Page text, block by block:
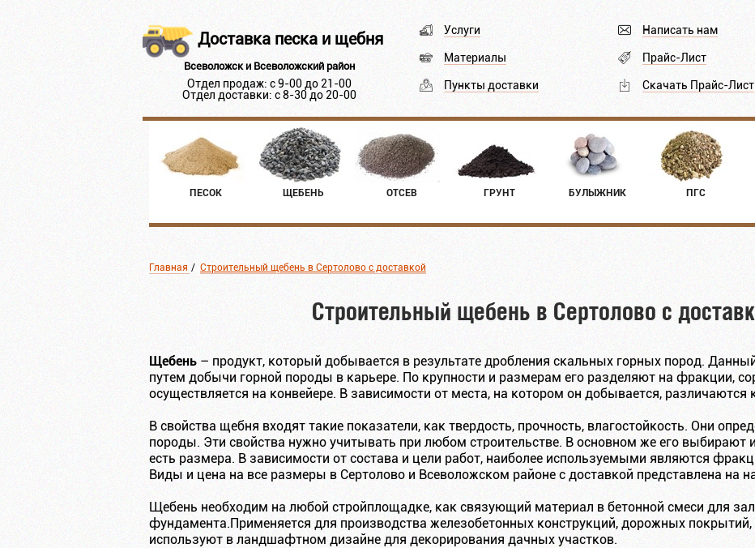
Доставка песка и щебня
Всеволожск и Всеволожский район
Отдел продаж: с 9-00 до 21-00
Отдел доставки: с 8-30 до 20-00
Услуги
Материалы
Пункты доставки
Написать нам
Прайс-Лист
Скачать Прайс-Лист
ПЕСОК ЩЕБЕНЬ ОТСЕВ ГРУНТ БУЛЫЖНИК ПГС
Главная / Строительный щебень в Сертолово с доставкой
Строительный щебень в Сертолово с
Щебень – продукт, который добывается в результате дробления скальных горных пород.
путем добычи горной породы в карьере. По крупности и размерам его разделяют на фракции,
осуществляется на конвейере. В зависимости от места, на котором он добывается, различаются
В свойства щебня входят такие показатели, как твердость, прочность, влагостойкость. Они
породы. Эти свойства нужно учитывать при любом строительстве. В основном же его выбирают
есть размера. В зависимости от состава и цели работ, наиболее используемыми являются
Виды и цена на все размеры в Сертолово и Всеволожском районе с доставкой представлена на
Щебень необходим на любой стройплощадке, как связующий материал в бетонной смеси для
фундамента.Применяется для производства железобетонных конструкций, дорожных покрытий,
используют в ландшафтном дизайне для декорирования дачных участков.